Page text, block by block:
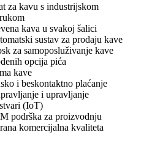
za kavu s industrijskom
kava u svakoj šalici
sustav za prodaju kave
za samoposluživanje kave
opcija pića
kave
i beskontaktno plaćanje
i upravljanje
(IoT)
podrška za proizvodnju
komercijalna kvaliteta